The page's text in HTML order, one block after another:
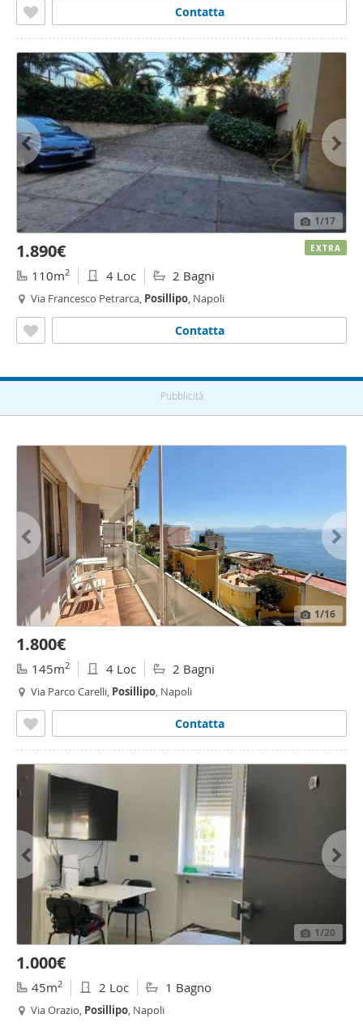
Contatta
1/17
1.890€
110m2 4 Loc 2 Bagni
Via Francesco Petrarca, Posillipo, Napoli
Contatta
EXTRA
Pubblicità
1/16
1.800€
145m2 4 Loc 2 Bagni
Via Parco Carelli, Posillipo, Napoli
Contatta
1/20
1.000€
45m2 2 Loc 1 Bagno
Via Orazio, Posillipo, Napoli